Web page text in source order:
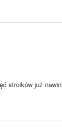
stroików już